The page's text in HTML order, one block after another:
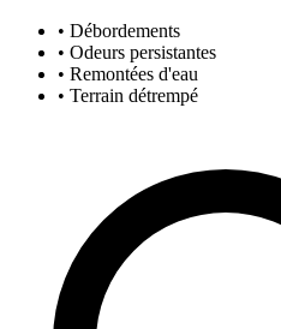
• Débordements
• Odeurs persistantes
• Remontées d'eau
• Terrain détrempé